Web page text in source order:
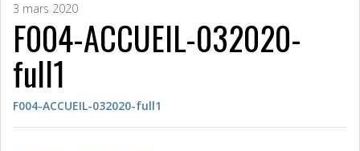
3 mars 2020
F004-ACCUEIL-032020-
full1
F004-ACCUEIL-032020-full1